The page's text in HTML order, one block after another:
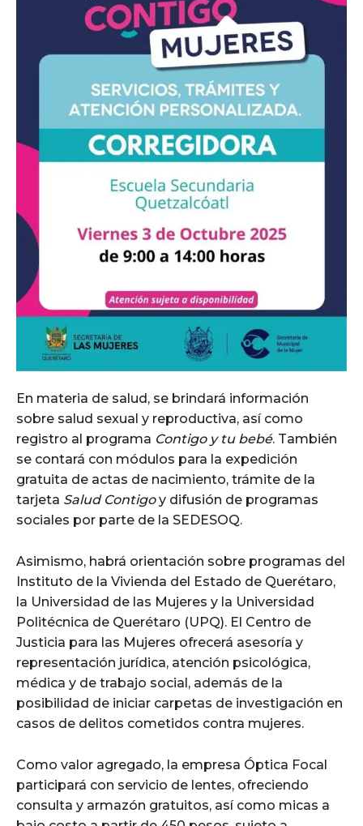
En materia de salud, se brindará información
sobre salud sexual y reproductiva, así como
registro al programa Contigo y tu bebé. También
se contará con módulos para la expedición
gratuita de actas de nacimiento, trámite de la
tarjeta Salud Contigoy difusión de programas
sociales por parte de la SEDESOQ.
Asimismo, habrá orientación sobre programas del
Instituto de la Vivienda del Estado de Querétaro,
la Universidad de las Mujeres y la Universidad
Politécnica de Querétaro (UPQ). El Centro de
Justicia para las Mujeres ofrecerá asesoría y
representación jurídica, atención psicológica,
médica y de trabajo social, además de la
posibilidad de iniciar carpetas de investigación en
casos de delitos cometidos contra mujeres.
Como valor agregado, la empresa Óptica Focal
participará con servicio de lentes, ofreciendo
consulta y armazón gratuitos, así como micas a